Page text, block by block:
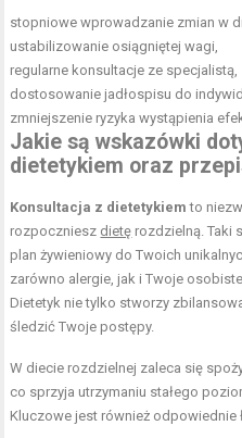
stopniowe wprowadzanie zmian w
ustabilizowanie osiągniętej wagi,
regularne konsultacje ze specjalistą,
dostosowanie jadłospisu do
zmniejszenie ryzyka wystąpienia
Jakie są wskazówki
dietetykiem oraz
Konsultacja z dietetykiem to
rozpoczniesz dietę rozdzielną. Taki
plan żywieniowy do Twoich
zarówno alergie, jak i Twoje
Dietetyk nie tylko stworzy
śledzić Twoje postępy.
W diecie rozdzielnej zaleca się
co sprzyja utrzymaniu stałego
Kluczowe jest również odpowiednie